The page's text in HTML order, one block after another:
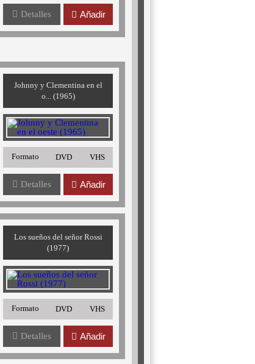
Detalles Añadir
Johnny y Clementina en el
o... (1965)
Formato DVD VHS
Detalles Añadir
Los sueños del señor Rossi
(1977)
Formato DVD VHS
Detalles Añadir